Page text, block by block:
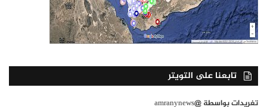
تابعنا على التويتر
تغريدات بواسطة @amranynews